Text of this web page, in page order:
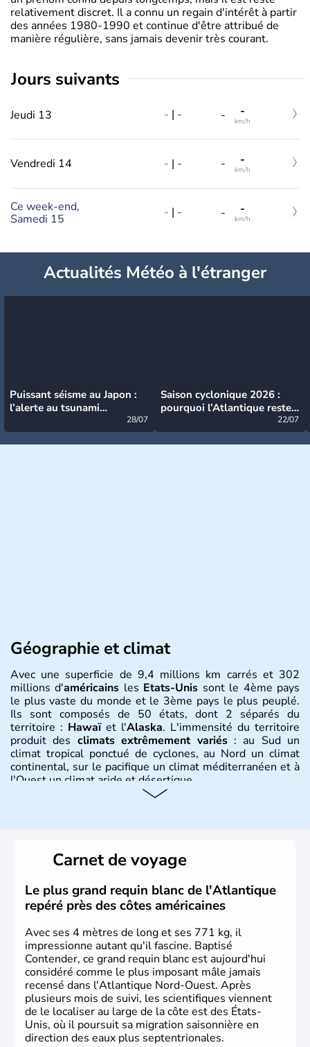
relativement discret. Il a connu un regain d'intérêt à partir
des années 1980-1990 et continue d'être attribué de
manière régulière, sans jamais devenir très courant.
jours suivants
Jeudi 13 - | - - -
km/h
Vendredi 14 - | - - -
km/h
Ce week-end,
Samedi 15
- | - - -
km/h
Actualités Météo à l'étranger
Puissant séisme au Japon :
l’alerte au tsunami
28/07
Saison cyclonique 2026 :
pourquoi l’Atlantique reste
22/07
Géographie et climat
Avec une superficie de 9,4 millions km carrés et 302
millions d'américains les Etats-Unis sont le 4ème pays
le plus vaste du monde et le 3ème pays le plus peuplé.
Ils sont composés de 50 états, dont 2 séparés du
territoire : Hawaïet l'Alaska. L'immensité du territoire
produit des climats extrêmement variés: au Sud un
climat tropical ponctué de cyclones, au Nord un climat
continental, sur le pacifique un climat méditerranéen et à
l'Ouest un climat aride et désertique.
Plusieurs populations se sont succédées avant l'arrivée
des européens, suite à la découverte du continent par
Christophe Colomb en 1492. Les 13 colonies
britanniques proclament la Déclaration d'indépendance
en 1776 et adoptent leur première constitution en 1787.
La conquête de l'Ouest marque ensuite l'entrée dans une
phase de développement intense.
Carnet de voyage
Le plus grand requin blanc de l'Atlantique
repéré près des côtes américaines
Avec ses 4 mètres de long et ses 771 kg, il
impressionne autant qu'il fascine. Baptisé
Contender, ce grand requin blanc est aujourd'hui
considéré comme le plus imposant mâle jamais
recensé dans l'Atlantique Nord-Ouest. Après
plusieurs mois de suivi, les scientifiques viennent
de le localiser au large de la côte est des États-
Unis, où il poursuit sa migration saisonnière en
direction des eaux plus septentrionales.